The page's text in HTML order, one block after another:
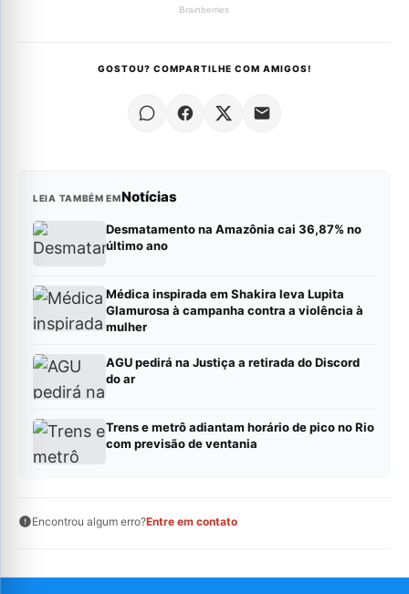
GOSTOU? COMPARTILHE COM AMIGOS!
LEIA TAMBÉM EMNotícias
Desmatamento na Amazônia cai 36,87% no
último ano
Médica inspirada em Shakira leva Lupita
Glamurosa à campanha contra a violência à
mulher
AGU pedirá na Justiça a retirada do Discord
do ar
Trens e metrô adiantam horário de pico no Rio
com previsão de ventania
Encontrou algum erro?Entre em contato